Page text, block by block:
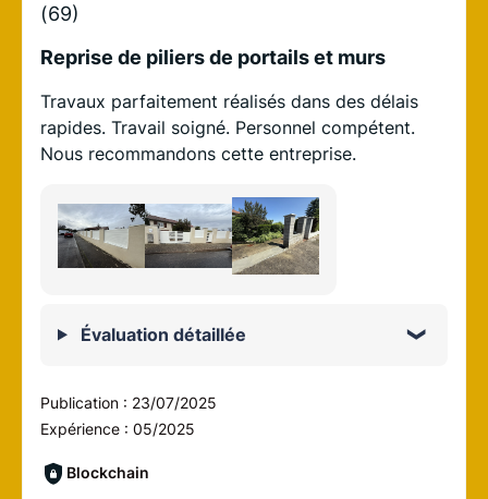
(69)
Reprise de piliers de portails et murs
Travaux parfaitement réalisés dans des délais
rapides. Travail soigné. Personnel compétent.
Nous recommandons cette entreprise.
Évaluation détaillée
Publication : 23/07/2025
Expérience : 05/2025
Blockchain